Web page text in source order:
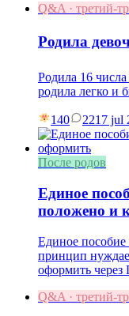
Q&A · третий-
Родила
Родила 16
родила легко и
140 2217 jul
После родов
Единое
положено и
Единое пособие
принцип
оформить через
Q&A · третий-